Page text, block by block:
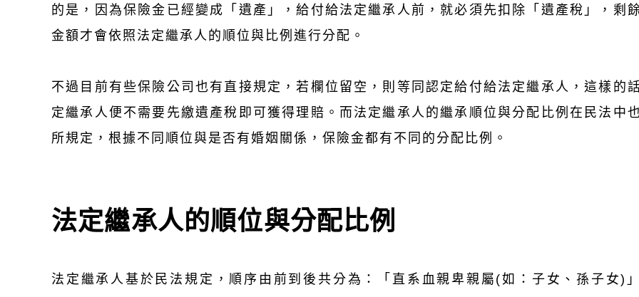
的是，因為保險金已經變成「遺產」，給付給法定繼承人前，就必須先扣除「遺產稅」，剩
金額才會依照法定繼承人的順位與比例進行分配。
不過目前有些保險公司也有直接規定，若欄位留空，則等同認定給付給法定繼承人，這樣的
定繼承人便不需要先繳遺產稅即可獲得理賠。而法定繼承人的繼承順位與分配比例在民法中
所規定，根據不同順位與是否有婚姻關係，保險金都有不同的分配比例。
法定繼承人的順位與分配比例
法定繼承人基於民法規定，順序由前到後共分為：「直系血親卑親屬(如：子女、孫子女)」